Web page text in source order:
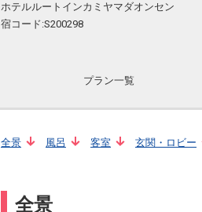
ホテルルートインカミヤマダオンセン
宿コード:S200298
プラン一覧
全景 風呂 客室 玄関・ロビー
全景